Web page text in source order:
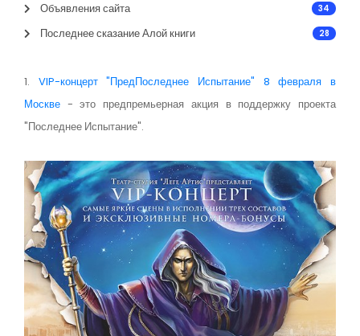
Объявления сайта 34
Последнее сказание Алой книги 28
1. VIP-концерт "ПредПоследнее Испытание" 8 февраля в
Москве - это предпремьерная акция в поддержку проекта
"Последнее Испытание".